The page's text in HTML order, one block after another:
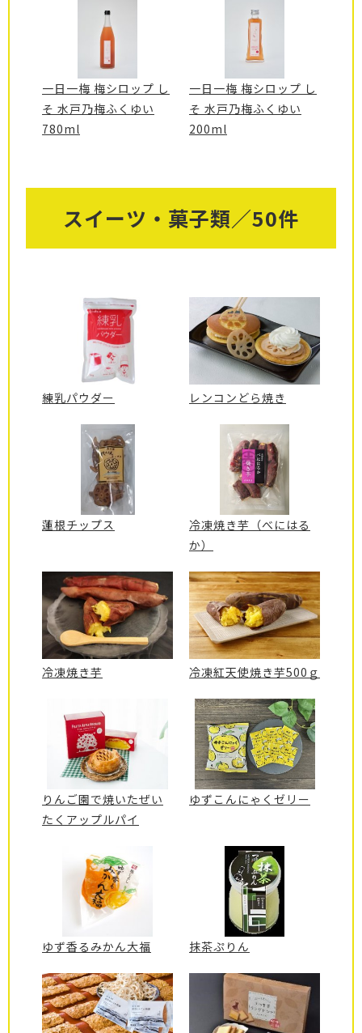
一日一梅 梅シロップ し
そ 水戸乃梅ふくゆい
780ml
一日一梅 梅シロップ し
そ 水戸乃梅ふくゆい
200ml
スイーツ・菓子類／50件
練乳パウダー レンコンどら焼き
蓮根チップス
冷凍焼き芋（べにはる
か）
冷凍焼き芋 冷凍紅天使焼き芋500ｇ
りんご園で焼いたぜい
たくアップルパイ
ゆずこんにゃくゼリー
ゆず香るみかん大福 抹茶ぷりん